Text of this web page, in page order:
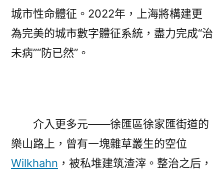
城市性命體征。2022年，上海將構建更
為完美的城市數字體征系統，盡力完成“治
未病”“防已然”。
介入更多元——徐匯區徐家匯街道的
樂山路上，曾有一塊雜草叢生的空位
Wilkhahn ，被私堆建筑渣滓。整治之后，